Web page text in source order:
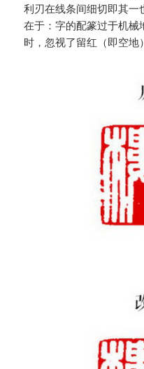
利刃在线条间细切即其一
在于：字的配篆过于机械
时，忽视了留红（即空地